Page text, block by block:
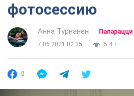
фотосессию
Анна Турнанен
Папарацци
7.06.2021 02:35
5,4 т.
0